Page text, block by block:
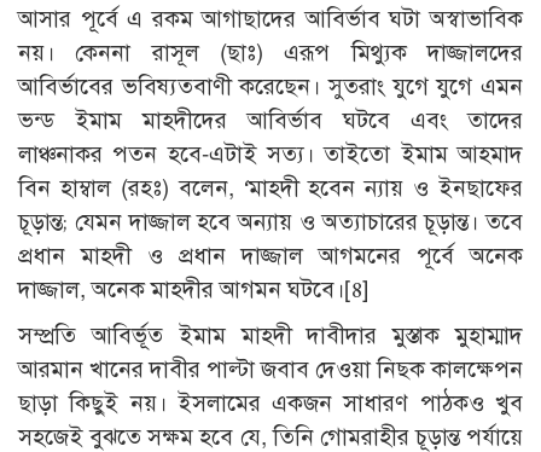
আসার পূর্বে এ রকম আগাছাদের আবির্ভাব ঘটা অস্বাভাবিক
নয়। কেননা রাসূল (ছাঃ) এরূপ মিথ্যুক দাজ্জালদের
আবির্ভাবের ভবিষ্যতবাণী করেছেন। সুতরাং যুগে যুগে এমন
ভন্ড ইমাম মাহদীদের আবির্ভাব ঘটবে এবং তাদের
লাঞ্চনাকর পতন হবে-এটাই সত্য। তাইতো ইমাম আহমাদ
বিন হাম্বাল (রহঃ) বলেন, ‘মাহদী হবেন ন্যায় ও ইনছাফের
চূড়ান্ত; যেমন দাজ্জাল হবে অন্যায় ও অত্যাচারের চূড়ান্ত। তবে
প্রধান মাহদী ও প্রধান দাজ্জাল আগমনের পূর্বে অনেক
দাজ্জাল, অনেক মাহদীর আগমন ঘটবে।[8]
সম্প্রতি আবির্ভূত ইমাম মাহদী দাবীদার মুস্তাক মুহাম্মাদ
আরমান খানের দাবীর পাল্টা জবাব দেওয়া নিছক কালক্ষেপন
ছাড়া কিছুই নয়। ইসলামের একজন সাধারণ পাঠকও খুব
সহজেই বুঝতে সক্ষম হবে যে, তিনি গোমরাহীর চূড়ান্ত পর্যায়ে